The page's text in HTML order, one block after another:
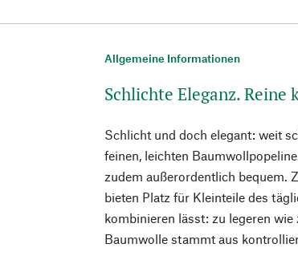
Allgemeine Informationen
Schlichte Eleganz. Reine
Schlicht und doch elegant: weit
feinen, leichten
zudem außerordentlich bequem.
bieten Platz für Kleinteile des
kombinieren lässt: zu legeren
Baumwolle stammt aus